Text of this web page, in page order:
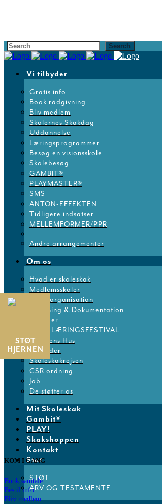
STØT
HJERNEN
Vi tilbyder
Gratis info
Book rådgivning
Bliv medlem
Skolernes Skakdag
Uddannelse
Læringsprogrammer
Besøg en visionsskole
Skolebesøg
GAMBIT®
PLAYMASTER®
SMS
ANTON-EFFEKTEN
Tidligere indsatser
MELLEMFORMER/PPR
Andre arrangementer
Om os
Hvad er skoleskak
Medlemsskoler
Landsorganisation
Forskning & Dokumentation
Nyheder
DM & LÆRINGSFESTIVAL
Skakkens Hus
Kalender
Skoleskakrejsen
CSR ordning
Job
De støtter os
Mit Skoleskak
Gambit®
PLAY!
Skakshoppen
Kontakt
Støt
STØT
ARV OG TESTAMENTE
Skoleledernes
okt Hele dagen31Skoleledernes Årsmøde 2025
Detaljer
Dansk Skoleskak deltager på Skoleledernes
Mød os ved stand nr. 0509.
Læs mere her
KalenderGoogleCal
Tidspunkt
30. oktober 2025
Lokation
Bella Centeret
Center Blvd. 5, 2300 København
Få Rutevejledning
Address - Skoleledernes Årsmøde 2025 []
Destination Address - Skoleledernes Årsmøde
No Comments
Sorry, the comment form is closed at this time.
KOM I GANG
Book samtale
Bestil info
Bliv medlem